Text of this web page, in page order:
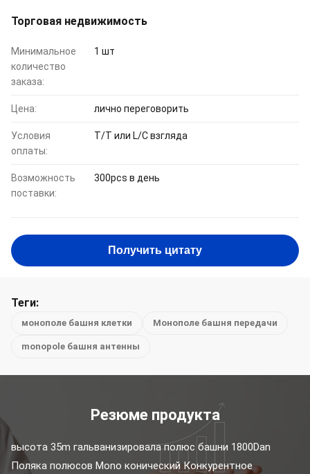
Торговая недвижимость
Минимальное
количество
заказа:
1 шт
Цена: лично переговорить
Условия
оплаты:
T/T или L/C взгляда
Возможность
поставки:
300pcs в день
Получить цитату
Теги:
монополе башня клетки Монополе башня передачи
monopole башня антенны
Резюме продукта
высота 35m гальванизировала полюс башни 1800Dan
Поляка полюсов Mono конический Конкурентное